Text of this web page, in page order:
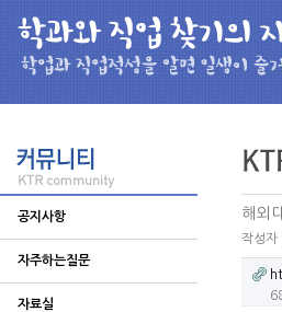
공지사항
자주하는질문
자료실
해외
작성자